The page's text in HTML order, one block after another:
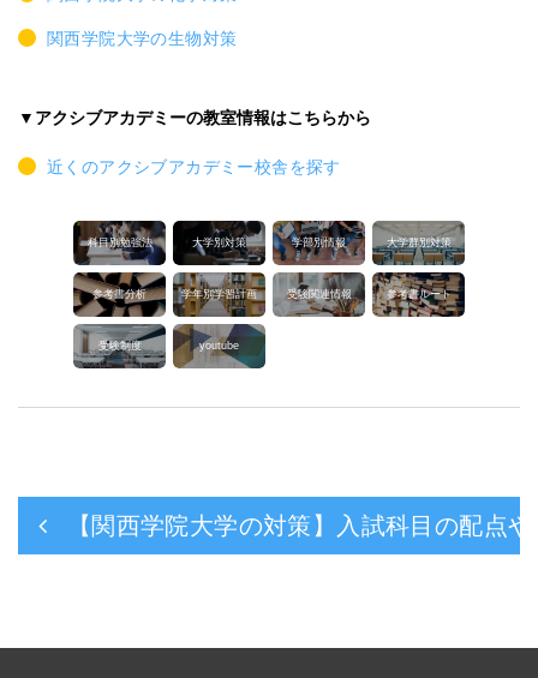
関西学院大学の生物対策
▼アクシブアカデミーの教室情報はこちらから
近くのアクシブアカデミー校舎を探す
科目別勉強法 大学別対策 学部別情報 大学群別対策
参考書分析 学年別学習計画 受験関連情報 参考書ルート
受験制度 youtube
【関西学院大学の対策】入試科目の配点